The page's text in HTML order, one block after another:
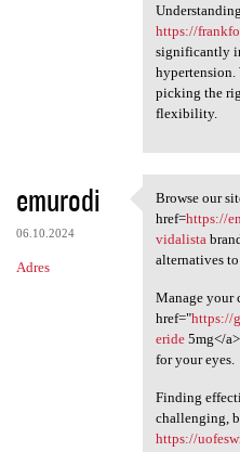
https://
significantly
hypertension.
picking the
flexibility.
emurodi
06.10.2024
Adres
Browse
Browse our
href=https://
vidalista
alternatives
Manage your
href="https://
eride5mg</
for your eyes.
Finding
challenging,
https://